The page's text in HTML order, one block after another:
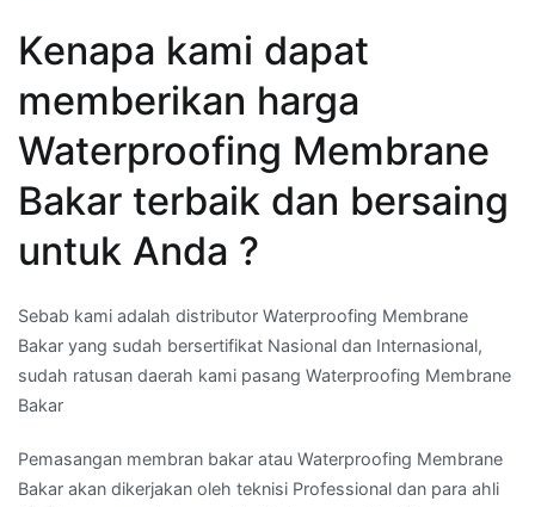
Kenapa kami dapat
memberikan harga
Waterproofing Membrane
Bakar terbaik dan bersaing
untuk Anda ?
Sebab kami adalah distributor Waterproofing Membrane
Bakar yang sudah bersertifikat Nasional dan Internasional,
sudah ratusan daerah kami pasang Waterproofing Membrane
Bakar
Pemasangan membran bakar atau Waterproofing Membrane
Bakar akan dikerjakan oleh teknisi Professional dan para ahli